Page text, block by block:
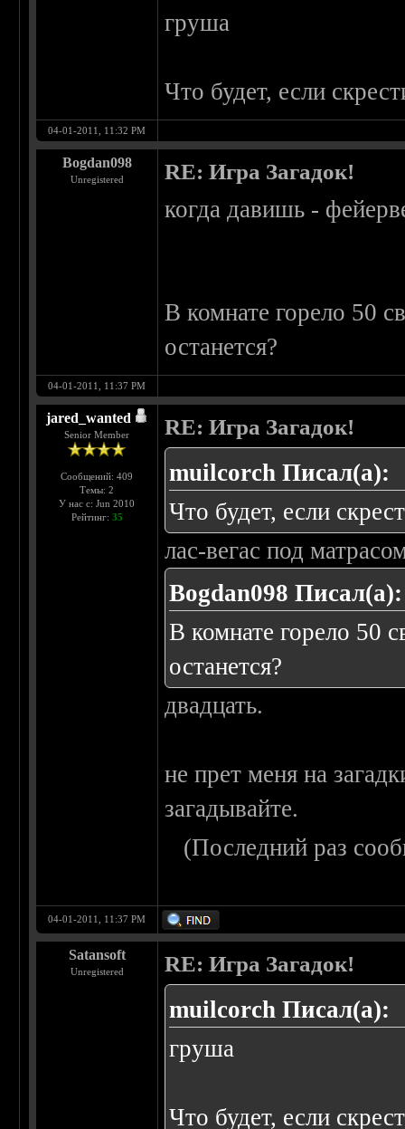
груша
Что будет, если
04-01-2011, 11:32 PM
Bogdan098
Unregistered RE: Игра Загадок!
когда давишь -
В комнате горело 50
останется?
04-01-2011, 11:37 PM
jared_wanted
Senior Member
Сообщений: 409
Темы: 2
У нас с: Jun 2010
Рейтинг: 35
RE: Игра Загадок!
muilcorch Писал(а):
Что будет, если
лас-вегас под
Bogdan098 Писал(а):
В комнате горело 50
останется?
двадцать.
не прет меня на
загадывайте.
(Последний раз
04-01-2011, 11:37 PM
Satansoft
Unregistered RE: Игра Загадок!
muilcorch Писал(а):
груша
Что будет, если